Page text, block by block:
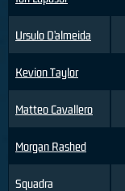
Ursulo D’almeida
Kevion Taylor
Matteo Cavallero
Morgan Rashed
Squadra